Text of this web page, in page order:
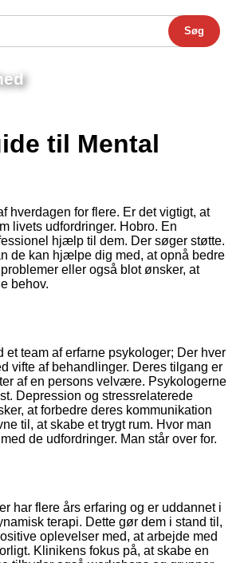
Søg
til Mental
hverdagen for flere. Er det vigtigt, at
livets udfordringer. Hobro. En
hjælp til dem. Der søger støtte.
de kan hjælpe dig med, at opnå bedre
eller også blot ønsker, at
behov.
team af erfarne psykologer; Der hver
vifte af behandlinger. Deres tilgang er
af en persons velvære. Psykologerne
Depression og stressrelaterede
at forbedre deres kommunikation
til, at skabe et trygt rum. Hvor man
de udfordringer. Man står over for.
har flere års erfaring og er uddannet i
terapi. Dette gør dem i stand til,
oplevelser med, at arbejde med
Klinikens fokus på, at skabe en